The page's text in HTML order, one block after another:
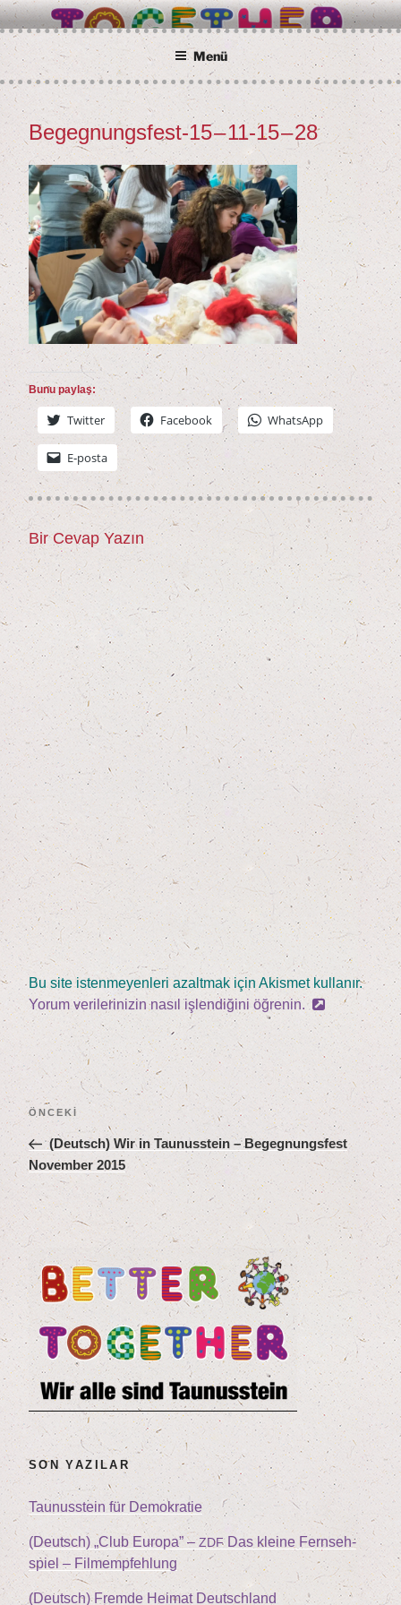
İçeriğe
geç BETTER TOGETHER
Wir alle sind Taunusstein
Menü
Begeg­nungs­fest-15–11-15–28
Bunu paylaş:
Twit­ter Face­book Whats­App
E‑posta
Bir Cevap Yazın
Bu site istenmeyenleri azaltmak için Akismet kullanır.
Yorum verilerinizin nasıl işlendiğini öğrenin.
Yazı
gezinmesi
Önceki
Yazı
ÖNCEKI
(Deutsch) Wir in Tau­nus­stein – Begeg­nungs­fest
Novem­ber2015
SON YAZILAR
Tau­nus­stein für Demokratie
(Deutsch) „Club Euro­pa” –ZDFDas klei­ne Fern­seh­
spiel – Filmempfehlung
(Deutsch) Frem­de Hei­mat Deutschland